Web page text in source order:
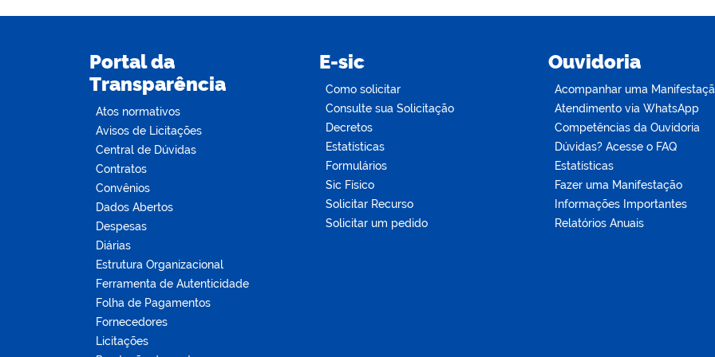
Portal da
Transparência
Atos normativos
Avisos de Licitações
Central de Dúvidas
Contratos
Convênios
Dados Abertos
Despesas
Diárias
Estrutura Organizacional
Ferramenta de Autenticidade
Folha de Pagamentos
Fornecedores
Licitações
E-sic
Como solicitar
Consulte sua Solicitação
Decretos
Estatísticas
Formulários
Sic Físico
Solicitar Recurso
Solicitar um pedido
Ouvidoria
Acompanhar uma
Atendimento via WhatsApp
Competências da Ouvidoria
Dúvidas? Acesse o FAQ
Estatísticas
Fazer uma Manifestação
Informações Importantes
Relatórios Anuais